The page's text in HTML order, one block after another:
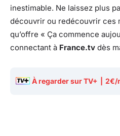
inestimable. Ne laissez plus
découvrir ou redécouvrir ces
qu’offre « Ça commence
connectant à France.tv dès
À regarder sur TV+ 2€/